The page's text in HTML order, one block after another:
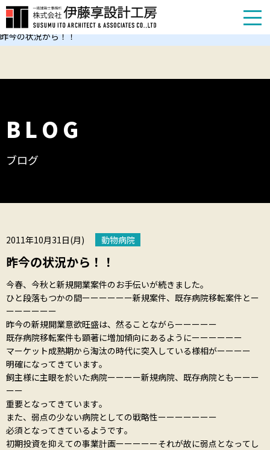
TOP
お知らせ
昨今の状況から！！
BLOG
ブログ
2011年10月31日(月) 動物病院
昨今の状況から！！
今春、今秋と新規開業案件のお手伝いが続きました。
ひと段落もつかの間ーーーーーー新規案件、既存病院移転案件とー
ーーーーーー
昨今の新規開業意欲旺盛は、然ることながらーーーーー
既存病院移転案件も顕著に増加傾向にあるようにーーーーーー
マーケット成熟期から淘汰の時代に突入している様相がーーーー
明確になってきています。
飼主様に主眼を於いた病院ーーーー新規病院、既存病院ともーーー
ーー
重要となってきています。
また、弱点の少ない病院としての戦略性ーーーーーーー
必須となってきているようです。
初期投資を抑えての事業計画ーーーーーそれが故に弱点となってし